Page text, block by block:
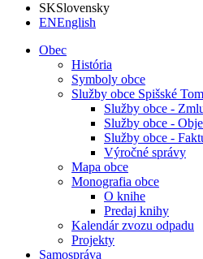
SKSlovensky
ENEnglish
Obec
História
Symboly obce
Služby obce Spišské
Služby obce -
Služby obce -
Služby obce -
Výročné správy
Mapa obce
Monografia obce
O knihe
Predaj knihy
Kalendár zvozu odpadu
Projekty
Samospráva